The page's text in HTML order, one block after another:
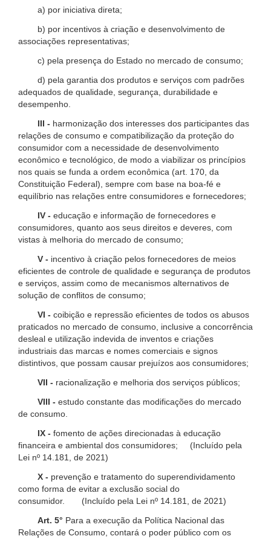
a) por iniciativa direta;
b) por incentivos à criação e desenvolvimento de
associações representativas;
c) pela presença do Estado no mercado de consumo;
d) pela garantia dos produtos e serviços com padrões
adequados de qualidade, segurança, durabilidade e
desempenho.
III - harmonização dos interesses dos participantes das
relações de consumo e compatibilização da proteção do
consumidor com a necessidade de desenvolvimento
econômico e tecnológico, de modo a viabilizar os princípios
nos quais se funda a ordem econômica (art. 170, da
Constituição Federal), sempre com base na boa-fé e
equilíbrio nas relações entre consumidores e fornecedores;
IV - educação e informação de fornecedores e
consumidores, quanto aos seus direitos e deveres, com
vistas à melhoria do mercado de consumo;
V - incentivo à criação pelos fornecedores de meios
eficientes de controle de qualidade e segurança de produtos
e serviços, assim como de mecanismos alternativos de
solução de conflitos de consumo;
VI - coibição e repressão eficientes de todos os abusos
praticados no mercado de consumo, inclusive a concorrência
desleal e utilização indevida de inventos e criações
industriais das marcas e nomes comerciais e signos
distintivos, que possam causar prejuízos aos consumidores;
VII - racionalização e melhoria dos serviços públicos;
VIII - estudo constante das modificações do mercado
de consumo.
IX - fomento de ações direcionadas à educação
financeira e ambiental dos consumidores; (Incluído pela
Lei nº 14.181, de 2021)
X - prevenção e tratamento do superendividamento
como forma de evitar a exclusão social do
consumidor. (Incluído pela Lei nº 14.181, de 2021)
Art. 5° Para a execução da Política Nacional das
Relações de Consumo, contará o poder público com os